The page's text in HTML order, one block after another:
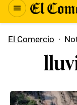
El Comercio ·